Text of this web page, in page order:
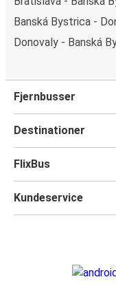
Banská Bystrica -
Donovaly - Banská
Fjernbusser
Destinationer
FlixBus
Kundeservice